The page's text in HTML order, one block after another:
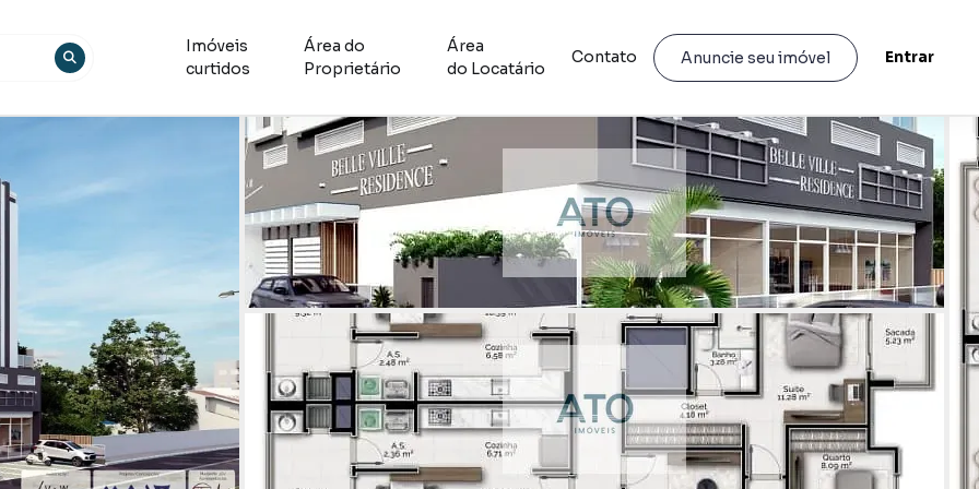
Imóveis
curtidos
Área do
Proprietário
Área
do Locatário
Contato Anuncie seu imóvel Entrar